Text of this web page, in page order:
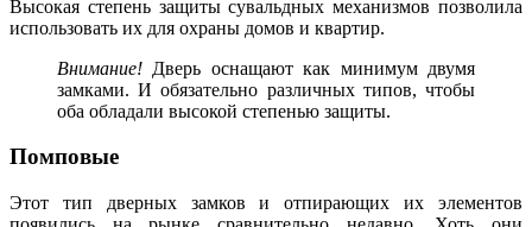
Высокая степень защиты сувальдных механизмов позволила
использовать их для охраны домов и квартир.
Внимание! Дверь оснащают как минимум двумя
замками. И обязательно различных типов, чтобы
оба обладали высокой степенью защиты.
Помповые
Этот тип дверных замков и отпирающих их элементов